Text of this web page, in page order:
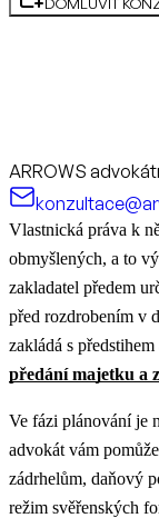
ARROWS
Vlastnická práva k
obmyšlených, a to
zakladatel předem
před rozdrobením v
zakládá s
předání majetku a
Ve fázi plánování je
advokát vám
zádrhelům, daňový
režim svěřenských